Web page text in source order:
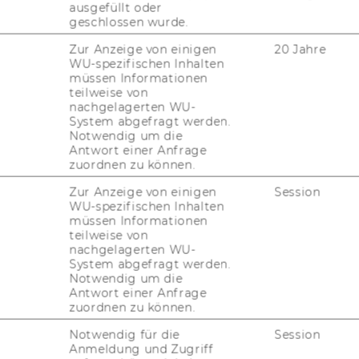
Fu­ture"
Systems und einer der
der Welt, hat zum ersten Mal
Zuge dessen bei der
for a Sustainable Future“
IT-​Unternehmen aus dem Si­li­con
be­kannt und setzt sich unter
für Nach­hal­tig­keit im Tech­no­lo­gie­be­
zeig­te sich in sei­ner er­öff­nen­
Rob­bins die WU für das Ex­pert*innen-​
als die größ­te und eine der füh­ren­
eine wich­ti­ge Rolle bei der Lö­
Nach­hal­tig­keit ist ein we­sent­li­cher
Lehr­me­tho­den, un­se­rer For­schung
prägt den Dia­log mit un­se­ren Sta­ke­
ausgefüllt oder
geschlossen wurde.
Zur Anzeige von einigen
WU-spezifischen Inhalten
müssen Informationen
teilweise von
nachgelagerten WU-
System abgefragt werden.
Notwendig um die
Antwort einer Anfrage
zuordnen zu können.
20 Jahre
Zur Anzeige von einigen
WU-spezifischen Inhalten
müssen Informationen
teilweise von
nachgelagerten WU-
System abgefragt werden.
Notwendig um die
Antwort einer Anfrage
zuordnen zu können.
Session
Notwendig für die
Anmeldung und Zugriff
Session